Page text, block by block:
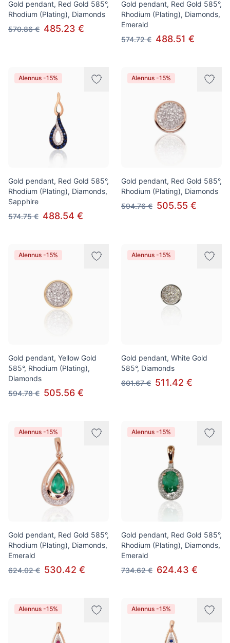
Gold pendant, Red Gold 585°,
Rhodium (Plating), Diamonds
570.86 € 485.23 €
Gold pendant, Red Gold 585°,
Rhodium (Plating), Diamonds,
Emerald
574.72 € 488.51 €
Alennus -15%
Gold pendant, Red Gold 585°,
Rhodium (Plating), Diamonds,
Sapphire
574.75 € 488.54 €
Alennus -15%
Gold pendant, Red Gold 585°,
Rhodium (Plating), Diamonds
594.76 € 505.55 €
Alennus -15%
Gold pendant, Yellow Gold
585°, Rhodium (Plating),
Diamonds
594.78 € 505.56 €
Alennus -15%
Gold pendant, White Gold
585°, Diamonds
601.67 € 511.42 €
Alennus -15%
Gold pendant, Red Gold 585°,
Rhodium (Plating), Diamonds,
Emerald
624.02 € 530.42 €
Alennus -15%
Gold pendant, Red Gold 585°,
Rhodium (Plating), Diamonds,
Emerald
734.62 € 624.43 €
Alennus -15% Alennus -15%